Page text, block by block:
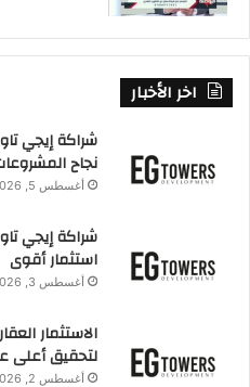
اخر الأخبار
شراكة إيجي
نجاح
أغسطس 5, 2026
شراكة إيجي
استثمار أقوى
أغسطس 3, 2026
الاستثمار
لتحقيق أعلى
أغسطس 2, 2026